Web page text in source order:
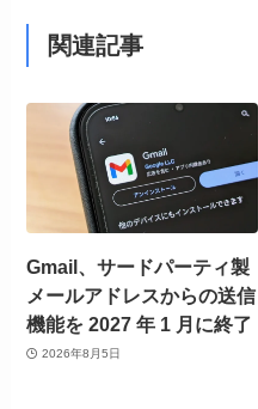
関連記事
Gmail、サードパーティ製
メールアドレスからの送信
機能を 2027 年 1 月に終了
2026年8月5日